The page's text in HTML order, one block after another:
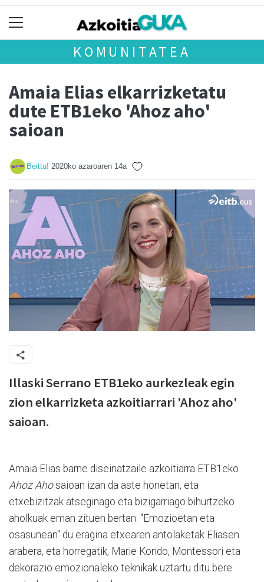
KOMUNITATEA
Amaia Elias elkarrizketatu
dute ETB1eko 'Ahoz aho'
saioan
Beittu! 2020ko azaroaren 14a
Illaski Serrano ETB1eko aurkezleak egin
zion elkarrizketa azkoitiarrari 'Ahoz aho'
saioan.
Amaia Elias barne diseinatzaile azkoitiarra ETB1eko
Ahoz Ahosaioan izan da aste honetan, eta
etxebizitzak atseginago eta bizigarriago bihurtzeko
aholkuak eman zituen bertan. "Emozioetan eta
osasunean" du eragina etxearen antolaketak Eliasen
arabera, eta horregatik, Marie Kondo, Montessori eta
dekorazio emozionaleko teknikak uztartu ditu bere